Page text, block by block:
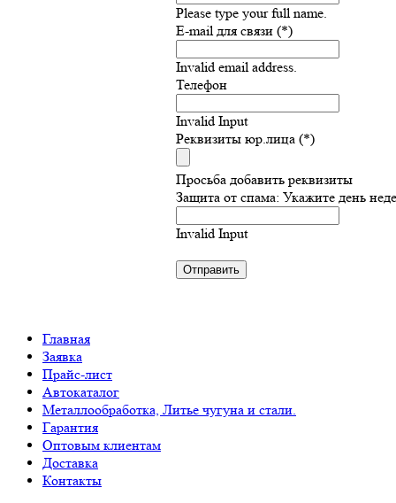
Please type your full name.
E-mail для связи (*)
Invalid email address.
Телефон
Invalid Input
Реквизиты юр.лица (*)
Просьба добавить реквизиты
Защита от спама: Укажите день
Invalid Input
Главная
Заявка
Прайс-лист
Автокаталог
Металлообработка, Литье чугуна и стали.
Гарантия
Оптовым клиентам
Доставка
Контакты